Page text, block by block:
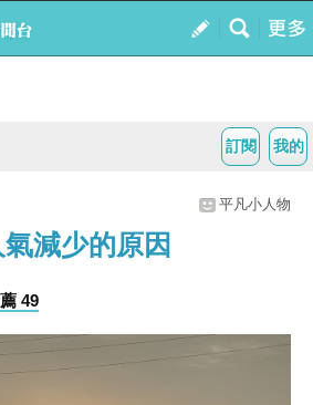
我的
訂閱
平凡小人物
減少的原因
49